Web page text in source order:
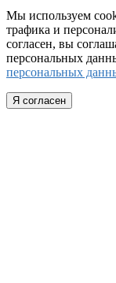
Мы используем
трафика и
согласен, вы
персональных
персональных
Я согласен